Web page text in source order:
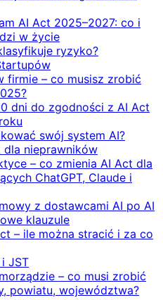
AI Act 2025–2027: co i
w życie
ryzyko?
firmie – co musisz zrobić
dni do zgodności z AI Act
swój system AI?
dla nieprawników
– co zmienia AI Act dla
ChatGPT, Claude i
z dostawcami AI po AI
klauzule
– ile można stracić i za co
JST
– co musi zrobić
powiatu, województwa?